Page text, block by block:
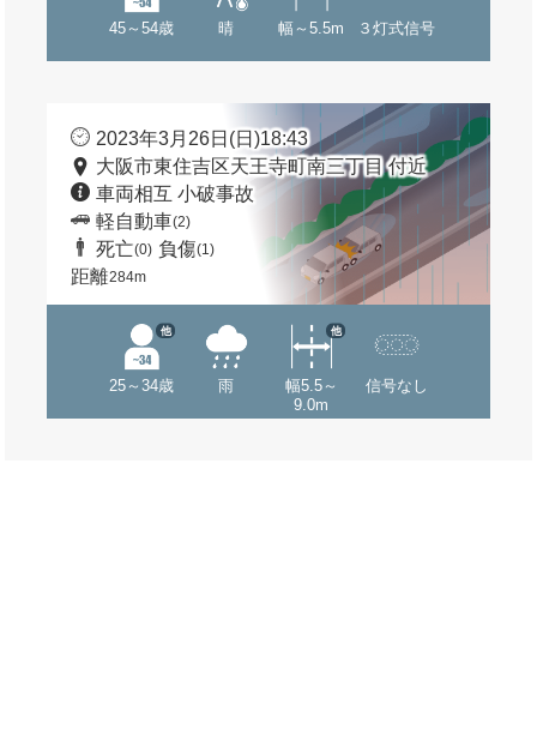
45～54歳 晴 幅～5.5m ３灯式信号
2023年3月26日(日)18:43
大阪市東住吉区天王寺町南三丁目 付近
車両相互 小破事故
軽自動車(2)
死亡(0) 負傷(1)
距離284m
25～34歳
他
雨
幅5.5～
9.0m
他
信号なし